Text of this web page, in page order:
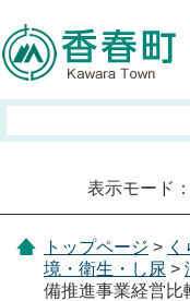
表示モード
トップページ >
境・衛生・し尿 >
備推進事業経営比